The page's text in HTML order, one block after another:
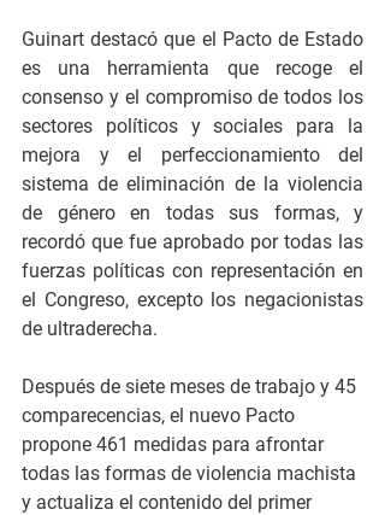
Guinart destacó que el Pacto de Estado
es una herramienta que recoge el
consenso y el compromiso de todos los
sectores políticos y sociales para la
mejora y el perfeccionamiento del
sistema de eliminación de la violencia
de género en todas sus formas, y
recordó que fue aprobado por todas las
fuerzas políticas con representación en
el Congreso, excepto los negacionistas
de ultraderecha.
Después de siete meses de trabajo y 45
comparecencias, el nuevo Pacto
propone 461 medidas para afrontar
todas las formas de violencia machista
y actualiza el contenido del primer